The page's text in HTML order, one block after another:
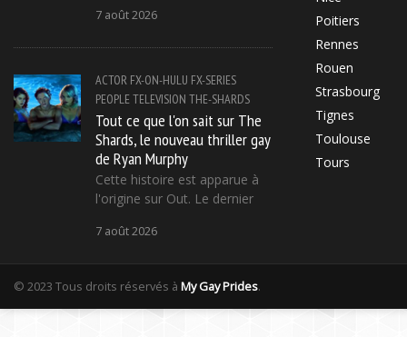
7 août 2026
ACTOR FX-ON-HULU FX-SERIES
PEOPLETELEVISION THE-SHARDS
Tout ce que l'on sait sur The
Shards, le nouveau thriller gay
de Ryan Murphy
Cette histoire est apparue à
l'origine sur Out. Le dernier
7 août 2026
Poitiers
Rennes
Rouen
Strasbourg
Tignes
Toulouse
Tours
© 2023 Tous droits réservés à My Gay Prides.